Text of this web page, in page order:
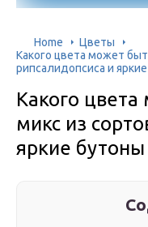
Home
Цветы
Какого цвета может
рипсалидопсиса и
Какого цвета
микс из
яркие